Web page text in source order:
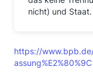
nicht) und Staat.
https://
assung%E2%80%9C